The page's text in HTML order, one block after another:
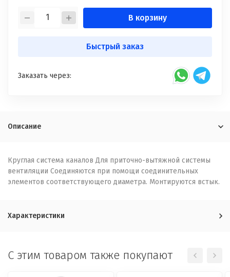
В корзину
Быстрый заказ
Заказать через:
Описание
Круглая система каналов Для приточно-вытяжной системы
вентиляции Соединяются при помощи соединительных
элементов соответствующего диаметра. Монтируются встык.
Характеристики
C этим товаром также покупают